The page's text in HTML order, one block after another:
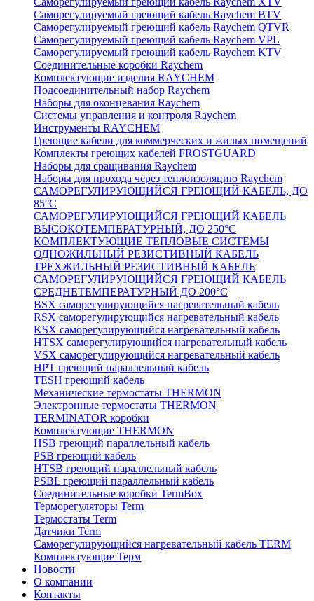
Саморегулируемый греющий кабель Raychem BTV
Саморегулируемый греющий кабель Raychem QTVR
Саморегулируемый греющий кабель Raychem VPL
Саморегулируемый греющий кабель Raychem KTV
Соединительные коробки Raychem
Комплектующие изделия RAYCHEM
Подсоединительный набор Raychem
Наборы для оконцевания Raychem
Системы управления и контроля Raychem
Инструменты RAYCHEM
Греющие кабели для коммерческих и жилых помещений
Комплекты греющих кабелей FROSTGUARD
Наборы для сращивания Raychem
Наборы для прохода через теплоизоляцию Raychem
САМОРЕГУЛИРУЮЩИЙСЯ ГРЕЮЩИЙ КАБЕЛЬ, ДО
85°С
САМОРЕГУЛИРУЮЩИЙСЯ ГРЕЮЩИЙ КАБЕЛЬ
ВЫСОКОТЕМПЕРАТУРНЫЙ, ДО 250°С
КОМПЛЕКТУЮЩИЕ ТЕПЛОВЫЕ СИСТЕМЫ
ОДНОЖИЛЬНЫЙ РЕЗИСТИВНЫЙ КАБЕЛЬ
ТРЕХЖИЛЬНЫЙ РЕЗИСТИВНЫЙ КАБЕЛЬ
САМОРЕГУЛИРУЮЩИЙСЯ ГРЕЮЩИЙ КАБЕЛЬ
СРЕДНЕТЕМПЕРАТУРНЫЙ ДО 200°С
BSX саморегулирующийся нагревательный кабель
RSX саморегулирующийся нагревательный кабель
KSX саморегулирующийся нагревательный кабель
HTSX саморегулирующийся нагревательный кабель
VSX саморегулирующийся нагревательный кабель
НРТ греющий параллельный кабель
TESH греющий кабель
Механические термостаты THERMON
Электронные термостаты THERMON
TERMINATOR коробки
Комплектующие THERMON
HSB греющий параллельный кабель
PSB греющий кабель
HTSB греющий параллельный кабель
PSBL греющий параллельный кабель
Соединительные коробки TermBox
Терморегуляторы Term
Термостаты Term
Датчики Term
Саморегулирующийся нагревательный кабель TERM
Комплектующие Терм
Новости
О компании
Контакты